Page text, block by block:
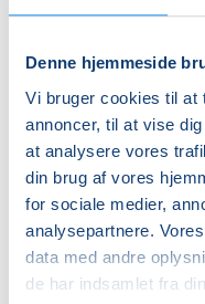
Denne hjemmeside
Vi bruger cookies til at
annoncer, til at vise
at analysere vores
din brug af vores
for sociale medier,
analysepartnere.
data med andre
de har indsamlet fra
Almen
DKK 1.475,00
Info
Nummer
462150
Første mødegang
fredag 21.08.2026, kl.